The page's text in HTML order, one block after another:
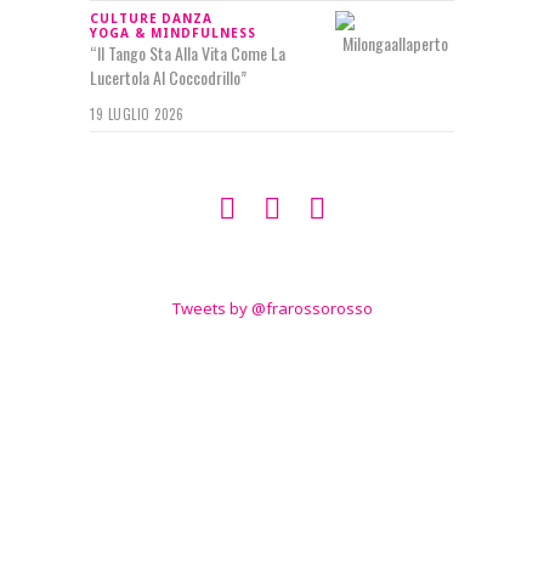
CULTURE DANZA
YOGA & MINDFULNESS
“Il Tango Sta Alla Vita Come La
Lucertola Al Coccodrillo”
19 LUGLIO 2026
Tweets by @frarossorosso